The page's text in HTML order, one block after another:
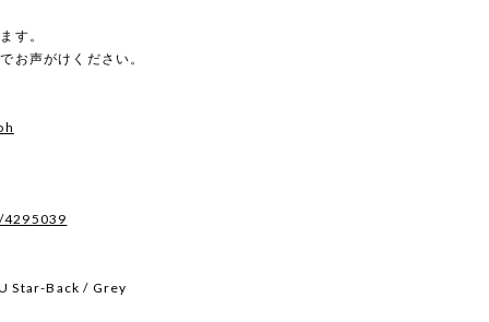
す。
お声がけください。
Star-Back / Grey